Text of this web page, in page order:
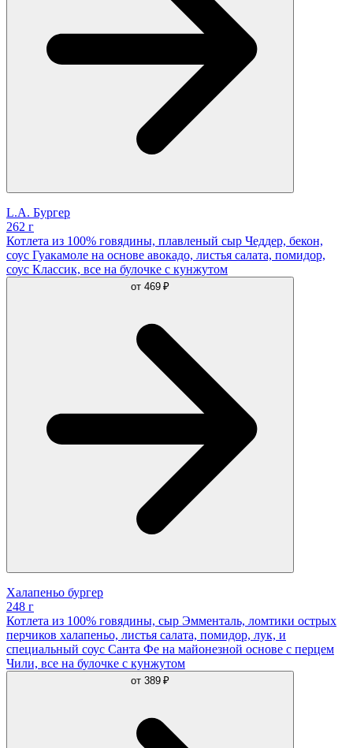
L.A. Бургер
262 г
Котлета из 100% говядины, плавленый сыр Чеддер, бекон,
соус Гуакамоле на основе авокадо, листья салата, помидор,
соус Классик, все на булочке с кунжутом
от 469 ₽
Халапеньо бургер
248 г
Котлета из 100% говядины, сыр Эмменталь, ломтики острых
перчиков халапеньо, листья салата, помидор, лук, и
специальный соус Санта Фе на майонезной основе с перцем
Чили, все на булочке с кунжутом
от 389 ₽